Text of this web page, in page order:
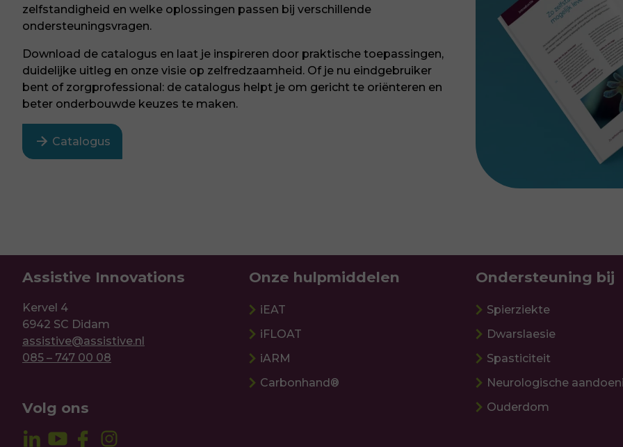
zelfstandigheid en welke oplossingen passen bij verschillende
ondersteuningsvragen.
Download de catalogus en laat je inspireren door praktische toepassingen,
duidelijke uitleg en onze visie op zelfredzaamheid. Of je nu eindgebruiker
bent of zorgprofessional: de catalogus helpt je om gericht te oriënteren en
beter onderbouwde keuzes te maken.
arrow_forward Catalogus
Assistive Innovations
Kervel 4
6942 SC Didam
assistive@assistive.nl
085 – 747 00 08
Volg ons
Onze hulpmiddelen
iEAT
iFLOAT
iARM
Carbonhand®
Ondersteuning bij
Spierziekte
Dwarslaesie
Spasticiteit
Neurologische
Ouderdom